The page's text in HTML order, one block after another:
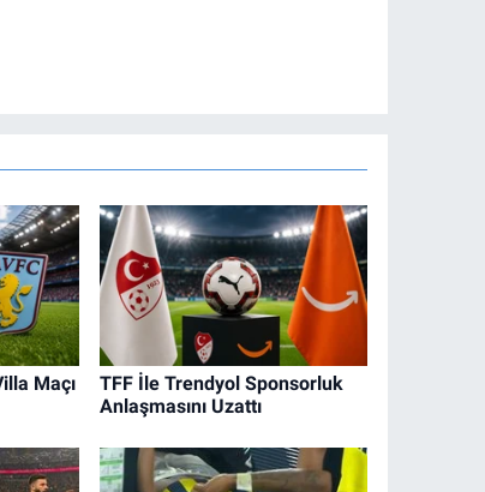
Maçı
TFF İle Trendyol Sponsorluk
Anlaşmasını Uzattı